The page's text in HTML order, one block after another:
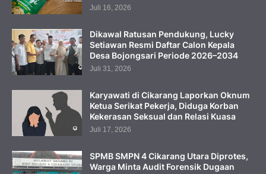
Juli 16, 2026
Dikawal Ratusan Pendukung, Lucky
Setiawan Resmi Daftar Calon Kepala
Desa Bojongsari Periode 2026–2034
Juli 31, 2026
Karyawati di Cikarang Laporkan Oknum
Ketua Serikat Pekerja, Diduga Korban
Kekerasan Seksual dan Relasi Kuasa
Juli 17, 2026
SPMB SMPN 4 Cikarang Utara Diprotes,
Warga Minta Audit Forensik Dugaan